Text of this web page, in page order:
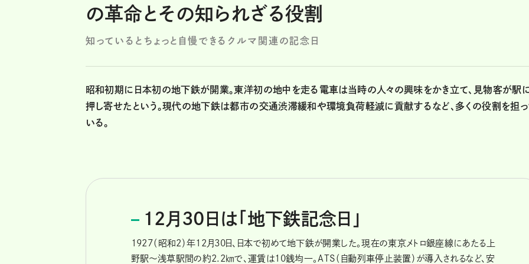
の革命とその知られざる役割
知っているとちょっと自慢できるクルマ関連の記念日
昭和初期に日本初の地下鉄が開業。東洋初の地中を走る電車は当時の人々の興味をかき立て、見物客が駅
押し寄せたという。現代の地下鉄は都市の交通渋滞緩和や環境負荷軽減に貢献するなど、多くの役割を担
いる。
12月30日は「地下鉄記念日」
1927（昭和2）年12月30日、日本で初めて地下鉄が開業した。現在の東京メトロ銀座線にあたる上
野駅〜浅草駅間の約2.2㎞で、運賃は10銭均一。ATS（自動列車停止装置）が導入されるなど、安